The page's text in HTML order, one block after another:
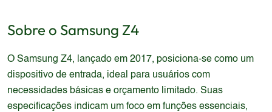
Sobre o Samsung Z4
O Samsung Z4, lançado em 2017, posiciona-se como um
dispositivo de entrada, ideal para usuários com
necessidades básicas e orçamento limitado. Suas
especificações indicam um foco em funções essenciais,